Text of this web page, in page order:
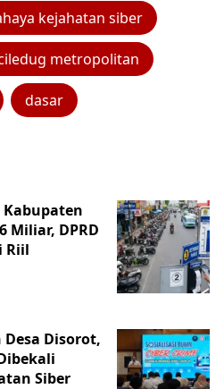
kejahatan siber
metropolitan
dasar
Miliar, DPRD
Riil
Disorot,
Siber